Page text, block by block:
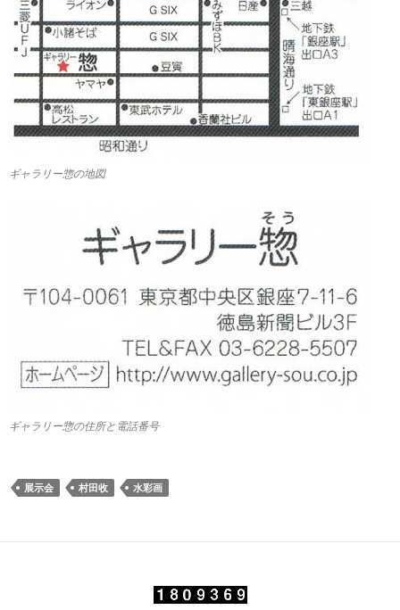
ギャラリー惣の地図
ギャラリー惣の住所と電話番号
展示会 村田收 水彩画